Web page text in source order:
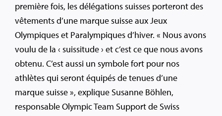
première fois, les délégations suisses porteront des
vêtements d’une marque suisse aux Jeux
Olympiques et Paralympiques d’hiver. « Nous avons
voulu de la ‹ suissitude › et c’est ce que nous avons
obtenu. C’est aussi un symbole fort pour nos
athlètes qui seront équipés de tenues d’une
marque suisse », explique Susanne Böhlen,
responsable Olympic Team Support de Swiss